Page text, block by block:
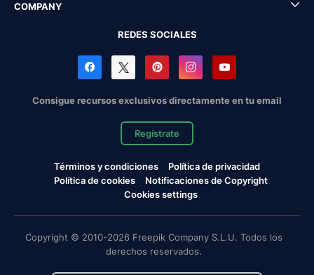
COMPANY
REDES SOCIALES
Consigue recursos exclusivos directamente en tu email
Regístrate
Términos y condiciones
Política de privacidad
Política de cookies
Notificaciones de Copyright
Cookies settings
Copyright © 2010-2026 Freepik Company S.L.U. Todos los
derechos reservados.